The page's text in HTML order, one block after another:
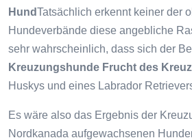
HundTatsächlich erkennt keiner der
Hundeverbände diese angebliche
sehr wahrscheinlich, dass sich der
Kreuzungshunde Frucht des
Huskys und eines Labrador
Es wäre also das Ergebnis der
Nordkanada aufgewachsenen